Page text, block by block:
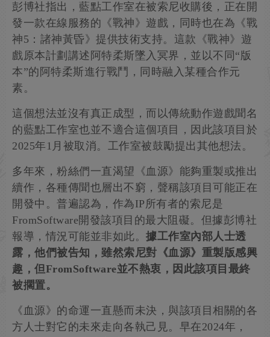
彭博社指出，藍點工作室在被索尼收購後，正在開
發一款在線服務的《戰神》遊戲，同時也在為《戰
神5：諸神黃昏》提供技術支持。這款《戰神》遊
戲原本計劃講述阿特柔斯墜入冥界，並以不同“版
本”的阿特柔斯進行戰鬥，同時融入某種合作元
素。
這個想法並沒有真正成型，而以傳統動作遊戲聞名
的藍點工作室也並不適合這個項目，因此該項目於
2025年1月被取消。工作室被鼓勵提出其他想法。
多年來，粉絲們一直渴望《血源》能夠重製或推出
續作，各種傳聞也層出不窮，聲稱該項目可能正在
開發中。普遍認為，作為IP所有者的索尼是
FromSoftware開發該項目的最大阻礙。但據彭博社
報導，情況可能並非如此。 據工作室內部人士透
露，他們被告知，雖然索尼對《血源》重製版感興
趣，但FromSoftware並不熱衷，因此該項目最終
被擱置。
《血源》的命運一直懸而未決，與該項目相關的各
方人士對它的未來走向各執己見。早在2024年，